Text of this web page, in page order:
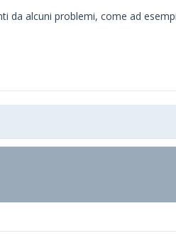
da alcuni problemi, come ad